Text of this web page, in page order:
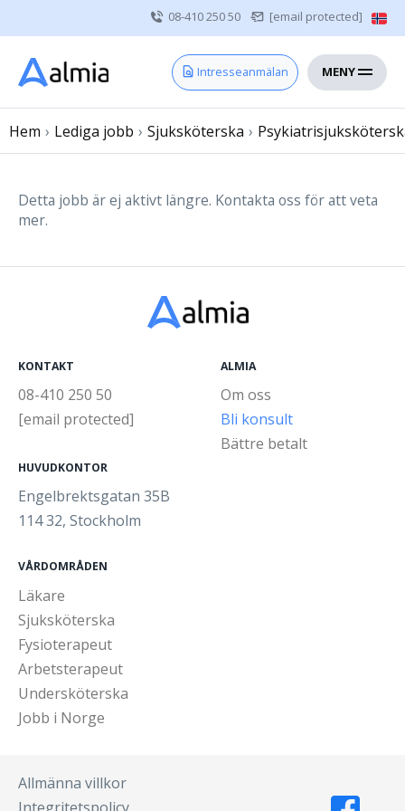
08-410 250 50 [email protected]
Intresseanmälan MENY
Hem
Vårdgivare
Om oss
Sjuksköterska
Läkare
Hem › Lediga jobb › Sjuksköterska ›
Detta jobb är ej aktivt längre. Kontakta oss för att veta
mer.
KONTAKT
08-410 250 50
[email protected]
HUVUDKONTOR
Engelbrektsgatan 35B
114 32, Stockholm
ALMIA
Om oss
Bli konsult
Bättre betalt
VÅRDOMRÅDEN
Läkare
Sjuksköterska
Fysioterapeut
Arbetsterapeut
Undersköterska
Jobb i Norge
Allmänna villkor
Integritetspolicy